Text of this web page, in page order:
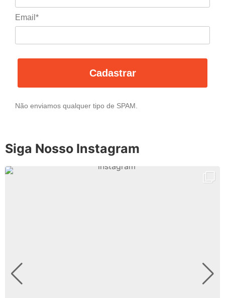
Email*
Cadastrar
Não enviamos qualquer tipo de SPAM.
Siga Nosso Instagram